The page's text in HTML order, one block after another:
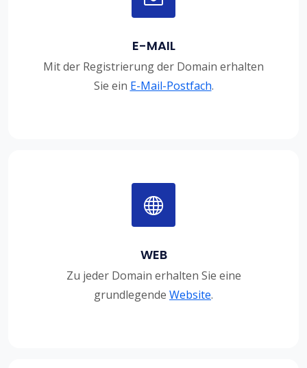
E-MAIL
Mit der Registrierung der Domain erhalten
Sie ein E-Mail-Postfach.
WEB
Zu jeder Domain erhalten Sie eine
grundlegende Website.